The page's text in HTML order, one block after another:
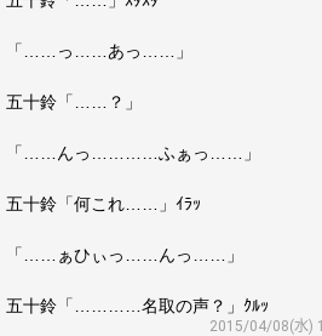
「……っ……あっ……」
五十鈴「……？」
「……んっ…………ふぁっ……」
五十鈴「何これ……」ｲﾗｯ
「……ぁひぃっ……んっ……」
五十鈴「…………名取の声？」ｸﾙｯ
2015/04/08(水)